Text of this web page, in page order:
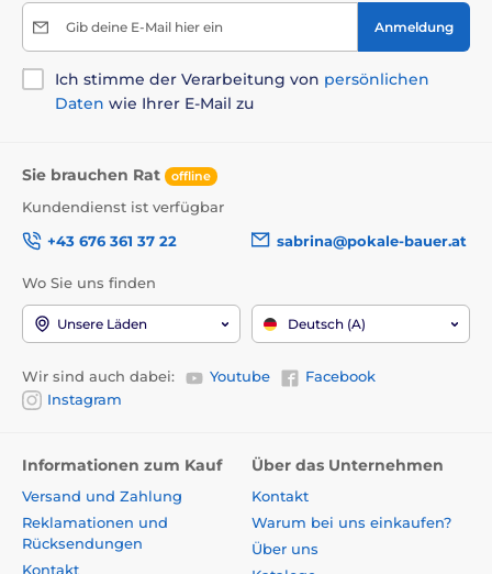
Gib deine E-Mail hier ein Anmeldung
Ich stimme der Verarbeitung von persönlichen
Daten wie Ihrer E-Mail zu
Sie brauchen Rat offline
Kundendienst ist verfügbar
+43 676 361 37 22
sabrina@pokale-bauer.at
Wo Sie uns finden
Unsere Läden Deutsch (A)
Wir sind auch dabei: Youtube
Facebook
Instagram
Informationen zum Kauf
Versand und Zahlung
Reklamationen und
Rücksendungen
Kontakt
Über das Unternehmen
Kontakt
Warum bei uns einkaufen?
Über uns